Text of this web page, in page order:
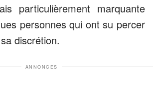
particulièrement marquante
personnes qui ont su percer
discrétion.
ANNONCES